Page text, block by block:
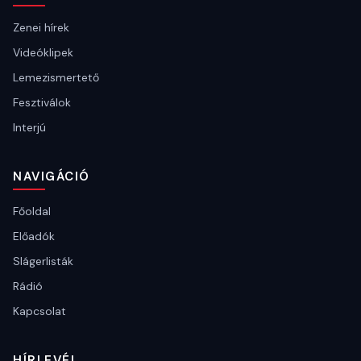
Zenei hírek
Videóklipek
Lemezismertető
Fesztiválok
Interjú
NAVIGÁCIÓ
Főoldal
Előadók
Slágerlisták
Rádió
Kapcsolat